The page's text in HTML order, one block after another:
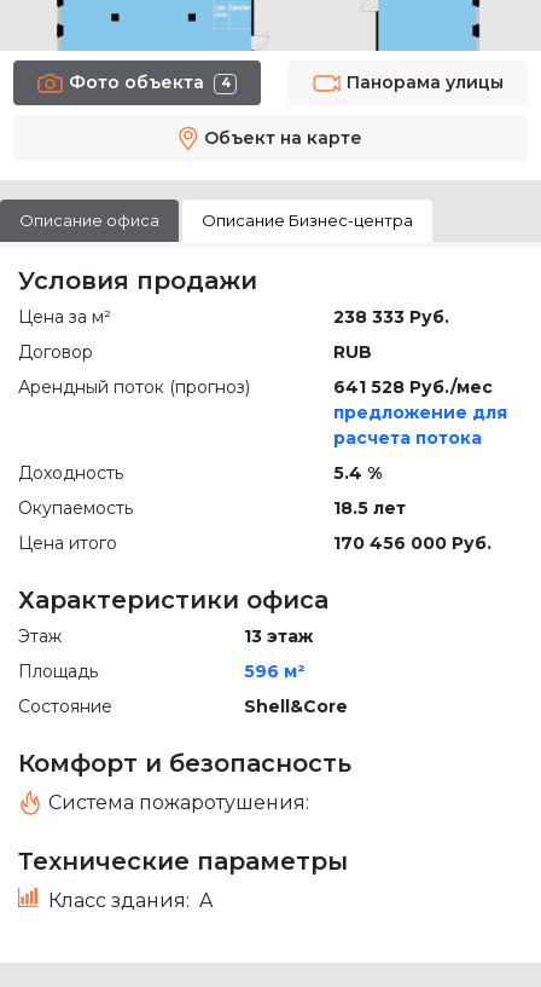
Фото объекта 4 Панорама улицы
Объект на карте
Описание офиса Описание Бизнес-центра
Условия продажи
Цена за м²
238 333 Руб.
Договор
RUB
Арендный поток (прогноз)
641 528 Руб./мес
предложение для
расчета потока
Доходность
5.4 %
Окупаемость
18.5 лет
Цена итого
170 456 000 Руб.
Характеристики офиса
Этаж
13 этаж
Площадь
596 м²
Состояние
Shell&Core
Комфорт и безопасность
Система пожаротушения:
Технические параметры
Класс здания: A